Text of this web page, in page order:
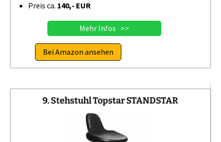
Preis ca. 140,- EUR
Mehr Infos >>
Bei Amazon ansehen
9. Stehstuhl Topstar STANDSTAR